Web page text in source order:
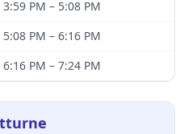
3:59 PM – 5:08 PM
5:08 PM – 6:16 PM
6:16 PM – 7:24 PM